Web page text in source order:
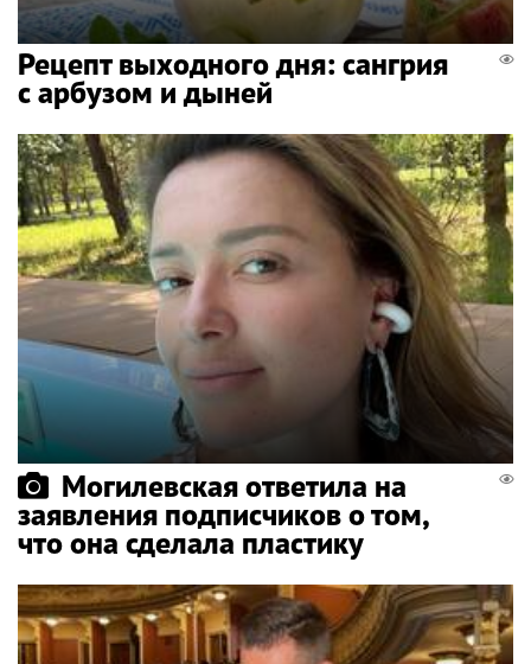
Рецепт выходного дня: сангрия
с арбузом и дыней
Могилевская ответила на
заявления подписчиков о том,
что она сделала пластику